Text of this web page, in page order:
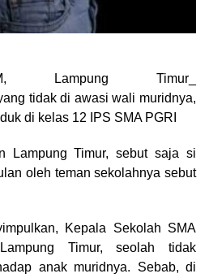
Lampung Timur_
tidak di awasi wali muridnya,
di kelas 12 IPS SMA PGRI
Lampung Timur, sebut saja si
oleh teman sekolahnya sebut
Kepala Sekolah SMA
Timur, seolah tidak
anak muridnya. Sebab, di